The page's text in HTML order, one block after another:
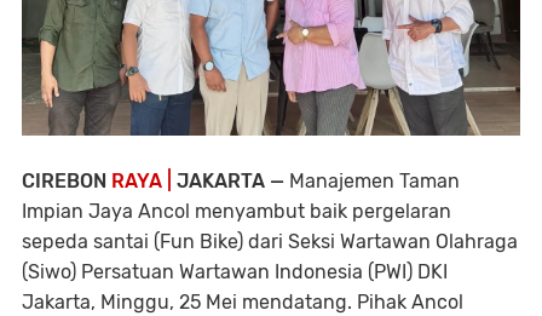
CIREBON RAYA | JAKARTA — Manajemen Taman
Impian Jaya Ancol menyambut baik pergelaran
sepeda santai (Fun Bike) dari Seksi Wartawan Olahraga
(Siwo) Persatuan Wartawan Indonesia (PWI) DKI
Jakarta, Minggu, 25 Mei mendatang. Pihak Ancol